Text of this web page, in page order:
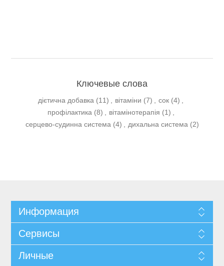
Ключевые слова
дієтична добавка (11) вітаміни (7) сок (4)
профілактика (8) вітамінотерапія (1)
серцево-судинна система (4) дихальна система (2)
Информация
Сервисы
Личные